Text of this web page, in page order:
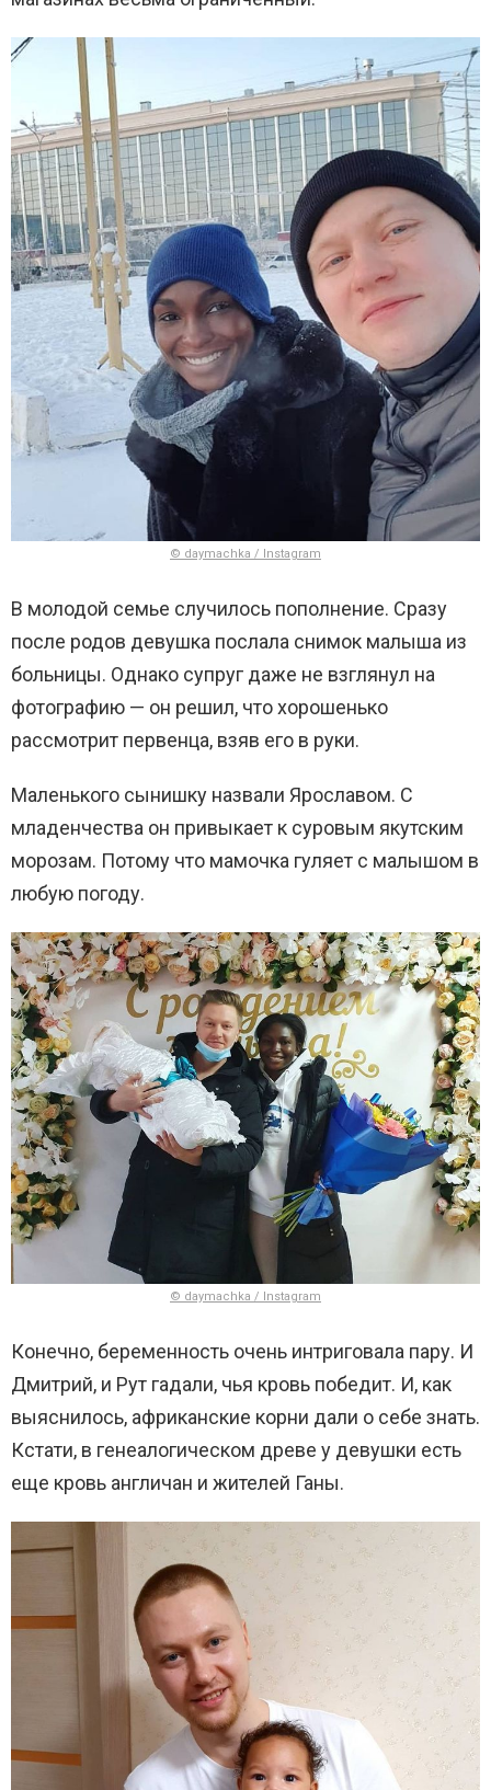
© daymachka / Instagram
В молодой семье случилось пополнение. Сразу
после родов девушка послала снимок малыша из
больницы. Однако супруг даже не взглянул на
фотографию — он решил, что хорошенько
рассмотрит первенца, взяв его в руки.
Маленького сынишку назвали Ярославом. С
младенчества он привыкает к суровым якутским
морозам. Потому что мамочка гуляет с малышом в
любую погоду.
© daymachka / Instagram
Конечно, беременность очень интриговала пару. И
Дмитрий, и Рут гадали, чья кровь победит. И, как
выяснилось, африканские корни дали о себе знать.
Кстати, в генеалогическом древе у девушки есть
еще кровь англичан и жителей Ганы.